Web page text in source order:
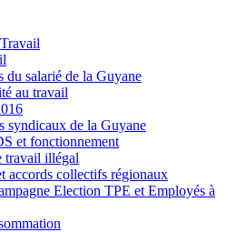
du salarié de la Guyane
au travail
syndicaux de la Guyane
et fonctionnement
travail illégal
accords collectifs régionaux
Election TPE et Employés à